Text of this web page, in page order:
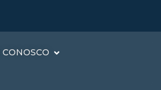
CONOSCO